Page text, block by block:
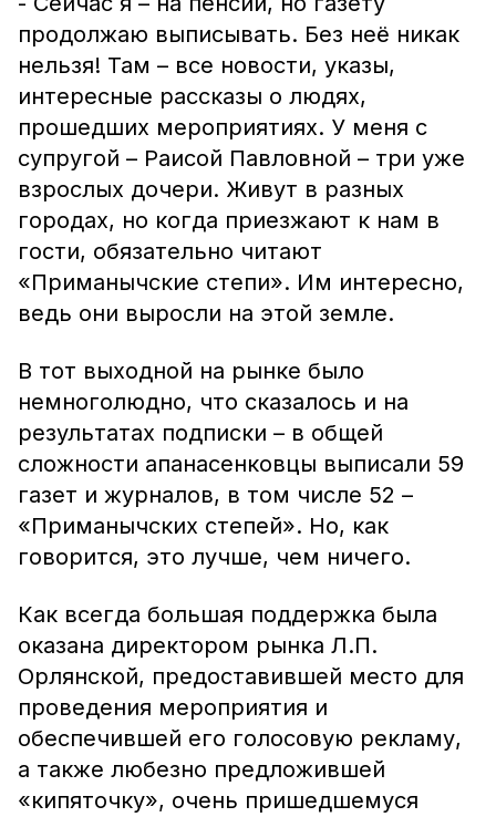
продолжаю выписывать. Без неё никак
нельзя! Там – все новости, указы,
интересные рассказы о людях,
прошедших мероприятиях. У меня с
супругой – Раисой Павловной – три уже
взрослых дочери. Живут в разных
городах, но когда приезжают к нам в
гости, обязательно читают
«Приманычские степи». Им интересно,
ведь они выросли на этой земле.
В тот выходной на рынке было
немноголюдно, что сказалось и на
результатах подписки – в общей
сложности апанасенковцы выписали 59
газет и журналов, в том числе 52 –
«Приманычских степей». Но, как
говорится, это лучше, чем ничего.
Как всегда большая поддержка была
оказана директором рынка Л.П.
Орлянской, предоставившей место для
проведения мероприятия и
обеспечившей его голосовую рекламу,
а также любезно предложившей
«кипяточку», очень пришедшемуся